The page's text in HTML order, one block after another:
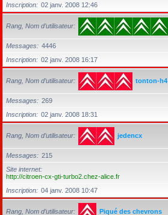
Inscription
02 janv. 2008 12:46
Rang, Nom d’utilisateur
Messages
4446
Inscription
02 janv. 2008 16:17
Rang, Nom d’utilisateur tonton-h4
Messages
269
Inscription
02 janv. 2008 18:31
Rang, Nom d’utilisateur jedencx
Messages
215
Site internet
http://citroen-cx-gti-turbo2.chez-alice.fr
Inscription
04 janv. 2008 10:47
Rang, Nom d’utilisateur Piqué des chevrons